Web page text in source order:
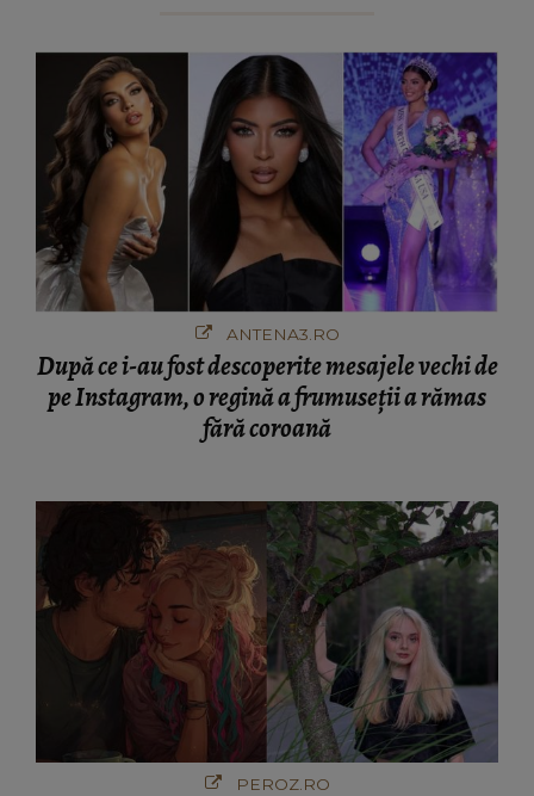
ANTENA3.RO
După ce i-au fost descoperite mesajele vechi de
pe Instagram, o regină a frumuseții a rămas
fără coroană
PEROZ.RO